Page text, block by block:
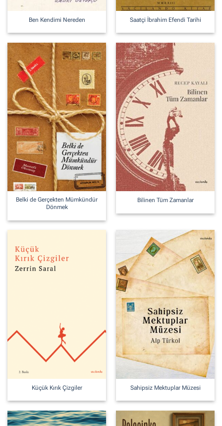
Ben Kendimi Nereden Saatçi İbrahim Efendi Tarihi
Belki de Gerçekten Mümkündür
Dönmek
Bilinen Tüm Zamanlar
Küçük Kırık Çizgiler Sahipsiz Mektuplar Müzesi